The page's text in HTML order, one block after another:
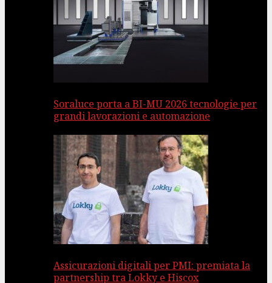
Soraluce porta a BI-MU 2026 tecnologie per
grandi lavorazioni e automazione
Assicurazioni digitali per PMI: premiata la
partnership tra Lokky e Hiscox